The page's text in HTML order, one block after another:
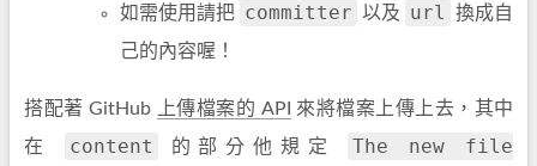
如需使用請把 committer 以及 url
換成自
己的內容喔！
搭配著 GitHub 上傳檔案的 API
來將檔案上傳上去，其中
在
content 的部分他規定
The new file